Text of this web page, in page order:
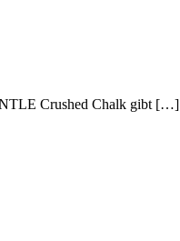
Crushed Chalk gibt […]